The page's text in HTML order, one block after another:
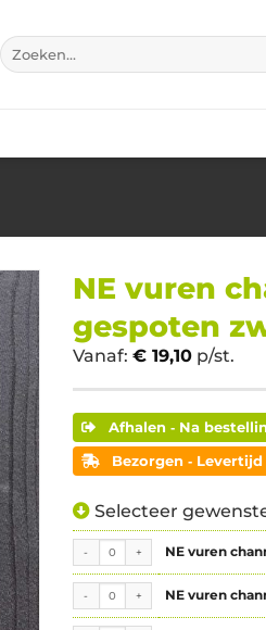
Zoeken
naar:
NE vuren
gespoten
Vanaf: € 19,10 p/st.
Afhalen ‐ Na
Bezorgen ‐ Levertijd
Selecteer
NE vuren channelsiding geborsteld
NE vuren
NE vuren channelsiding geborsteld
NE vuren